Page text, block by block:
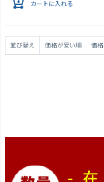
カートに入れる
並び替え 価格が安い順 価